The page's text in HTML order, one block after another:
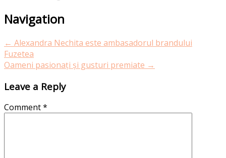
Navigation
← Alexandra Nechita este ambasadorul brandului
Fuzetea
Oameni pasionați și gusturi premiate →
Leave a Reply
Comment*